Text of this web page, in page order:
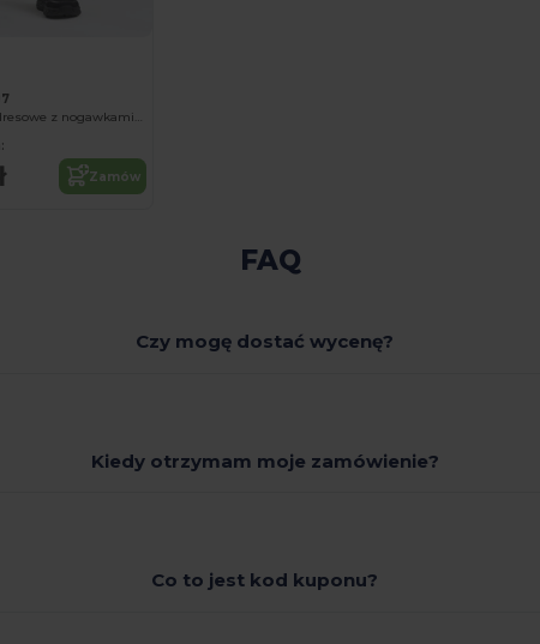
Luźne spodnie dresowe z nogawkami zwężanymi ku dołowi
Zamów
FAQ
Czy mogę dostać wycenę?
Kiedy otrzymam moje zamówienie?
Co to jest kod kuponu?